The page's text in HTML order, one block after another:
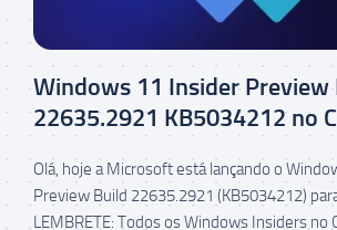
Windows 11 Insider Preview
22635.2921 KB5034212 no
Olá, hoje a Microsoft está lançando o
Preview Build 22635.2921 (KB5034212)
LEMBRETE: Todos os Windows Insiders no